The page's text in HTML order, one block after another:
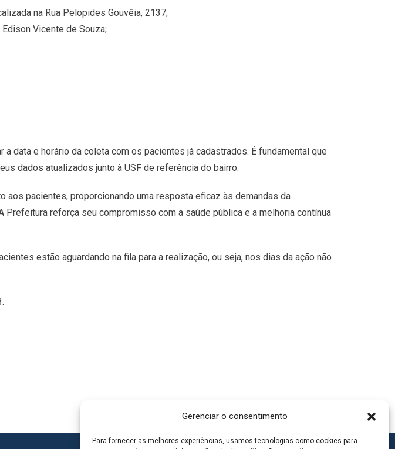
Gerenciar o consentimento
Para fornecer as melhores experiências, usamos tecnologias como cookies para
na Rua Pelopides Gouvêia, 2137;
Vicente de Souza;
data e horário da coleta com os pacientes já cadastrados. É fundamental que
dados atualizados junto à USF de referência do bairro.
aos pacientes, proporcionando uma resposta eficaz às demandas da
reforça seu compromisso com a saúde pública e a melhoria contínua
estão aguardando na fila para a realização, ou seja, nos dias da ação não